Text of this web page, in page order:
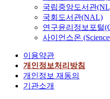
국립중앙도서관
국회도서관(NAL)
연구윤리정보포털
사이언스온
이용약관
개인정보처리방침
개인정보 재동의
기관소개